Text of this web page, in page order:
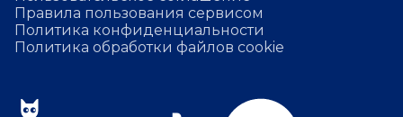
Правила пользования сервисом
Политика конфиденциальности
Политика обработки файлов cookie